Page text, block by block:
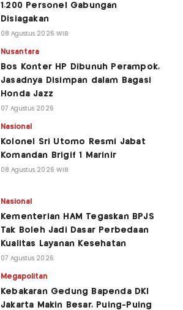
1.200 Personel Gabungan
Disiagakan
08 Agustus 2026 WIB
Nusantara
Bos Konter HP Dibunuh Perampok,
Jasadnya Disimpan dalam Bagasi
Honda Jazz
07 Agustus 2026
Nasional
Kolonel Sri Utomo Resmi Jabat
Komandan Brigif 1 Marinir
08 Agustus 2026 WIB
Nasional
Kementerian HAM Tegaskan BPJS
Tak Boleh Jadi Dasar Perbedaan
Kualitas Layanan Kesehatan
07 Agustus 2026
Megapolitan
Kebakaran Gedung Bapenda DKI
Jakarta Makin Besar, Puing-Puing